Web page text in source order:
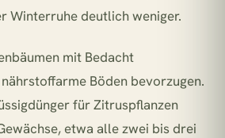
Winterruhe deutlich weniger.
mit Bedacht
Böden bevorzugen.
für Zitruspflanzen
etwa alle zwei bis drei